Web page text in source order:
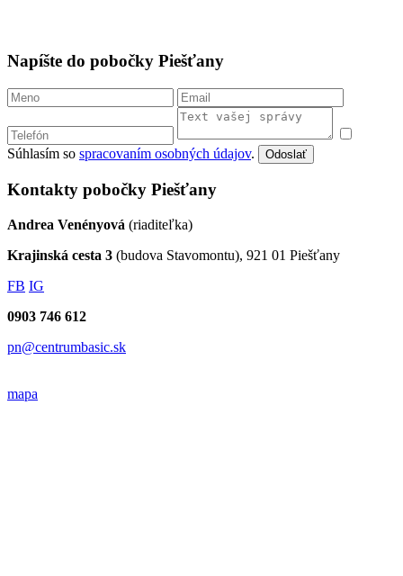
Napíšte do pobočky Piešťany
Súhlasím so spracovaním osobných údajov. Odoslať
Kontakty pobočky Piešťany
Andrea Venényová (riaditeľka)
Krajinská cesta 3 (budova Stavomontu), 921 01 Piešťany
FB IG
0903 746 612
pn@centrumbasic.sk
mapa